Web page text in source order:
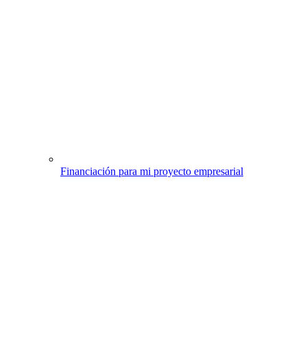
Financiación para mi proyecto empresarial